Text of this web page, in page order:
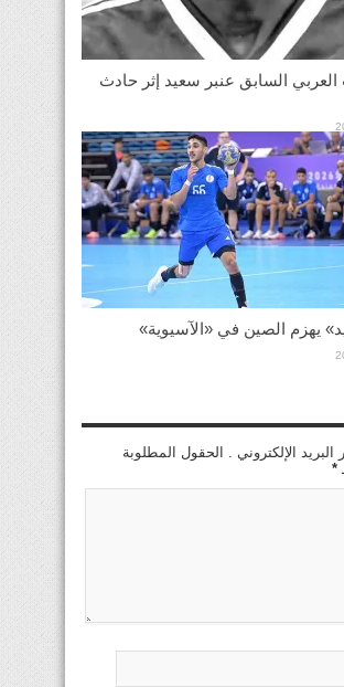
العربي السابق عنبر سعيد إثر حادث
يهزم الصين في «الآسيوية»
الإلكتروني . الحقول المطلوبة
*